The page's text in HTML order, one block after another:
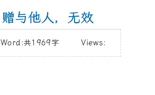
专栏
与他人，无效
共1969字Views: